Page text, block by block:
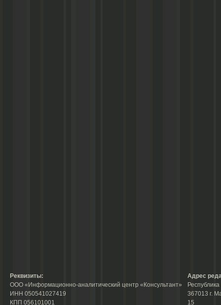
Реквизиты:
ООО «Информационно-аналитический центр «Консультант»
ИНН 050541027419
КПП 056101001
Адрес
367013 г.
15